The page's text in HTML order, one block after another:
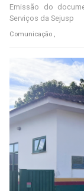
Emissão do
Serviços da Sejusp
Comunicação ,